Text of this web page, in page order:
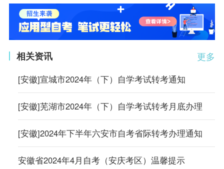
更多
相关资讯
[安徽]宣城市2024年（下）自学考试转考通知
[安徽]芜湖市2024年（下）自学考试转考月底办理
[安徽]2024年下半年六安市自考省际转考办理通知
安徽省2024年4月自考（安庆考区）温馨提示